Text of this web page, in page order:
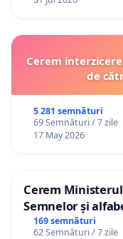
Cerem
de
5 281 semnături
69 Semnături / 7 zile
17 May 2026
Cerem
Semnelor și
Republica
169 semnături
62 Semnături / 7 zile